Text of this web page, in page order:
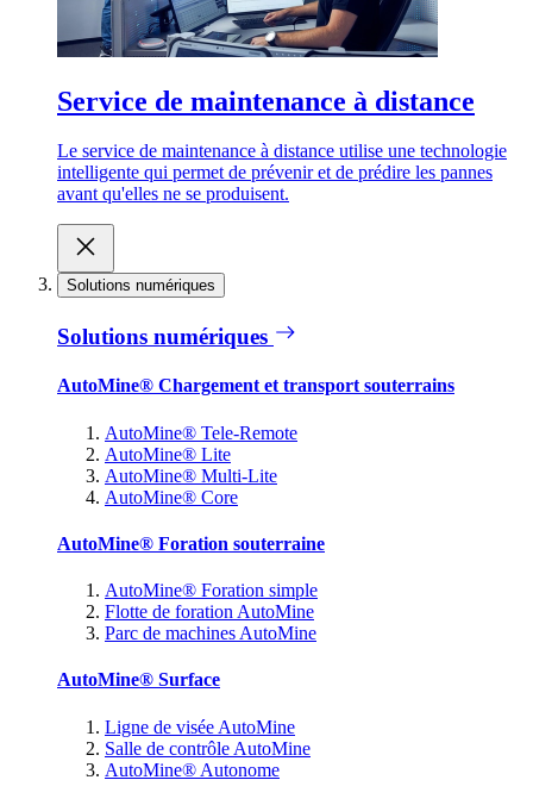
Service de maintenance à distance
Le service de maintenance à distance utilise une technologie
intelligente qui permet de prévenir et de prédire les pannes
avant qu'elles ne se produisent.
Solutions numériques
Solutions numériques
AutoMine® Chargement et transport souterrains
AutoMine® Tele-Remote
AutoMine® Lite
AutoMine® Multi-Lite
AutoMine® Core
AutoMine® Foration souterraine
AutoMine® Foration simple
Flotte de foration AutoMine
Parc de machines AutoMine
AutoMine® Surface
Ligne de visée AutoMine
Salle de contrôle AutoMine
AutoMine® Autonome